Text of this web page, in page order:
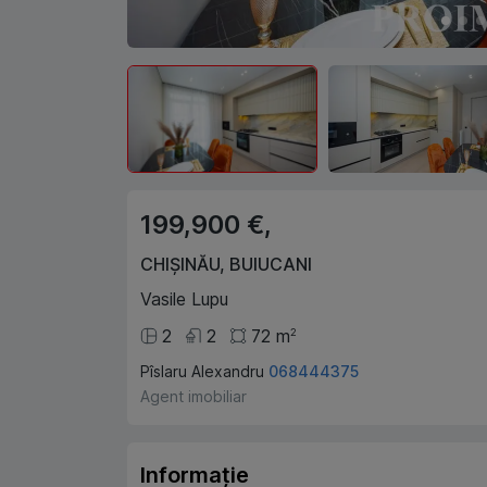
199,900 €,
CHIȘINĂU, BUIUCANI
Vasile Lupu
2
2 72 m2
Pîslaru Alexandru 068444375
Agent imobiliar
Informație